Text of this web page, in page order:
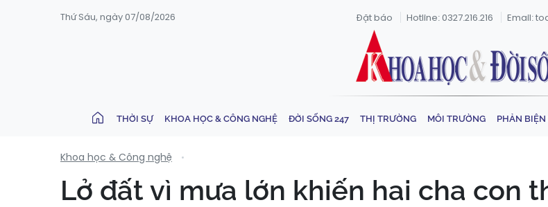
Thứ Sáu, ngày 07/08/2026 Đặt báo Hotline: 0327.216.216 Email:
THỜI SỰ KHOA HỌC & CÔNG NGHỆ ĐỜI SỐNG 247 THỊ TRƯỜNG MÔI TRƯỜNG PHẢN
Khoa học & Công nghệ
Lở đất vì mưa lớn khiến hai cha con